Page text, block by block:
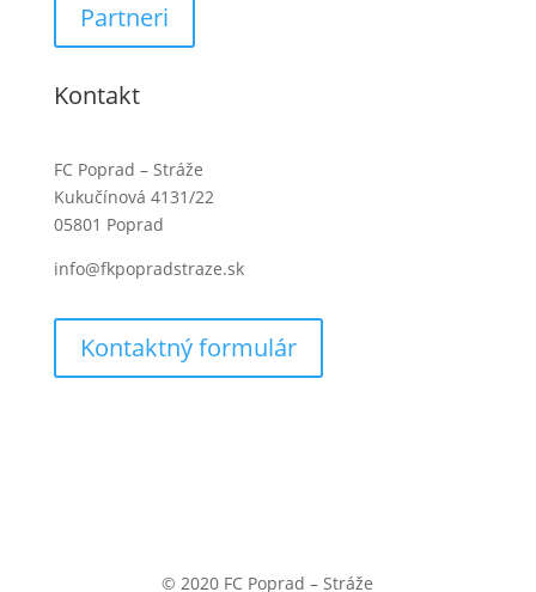
Partneri
Kontakt
FC Poprad – Stráže
Kukučínová 4131/22
05801 Poprad
info@fkpopradstraze.sk
Kontaktný formulár
© 2020 FC Poprad – Stráže